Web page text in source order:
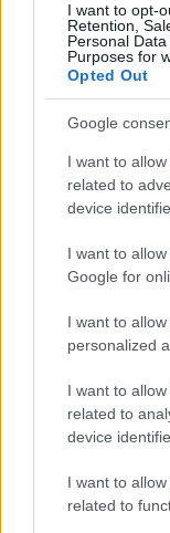
I want to opt-
Retention,
Personal
Purposes for
Opted Out
Google
I want to
related to
device
I want to
Google for
I want to
personalized
I want to
related to
device
I want to
related to
Continua a
Borse europee
Federal Reserve
Edoardo Vitali · 30 Lug